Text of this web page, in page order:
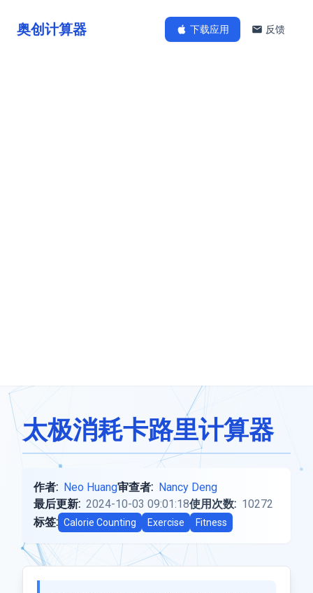
奥创计算器 下载应用 反馈
太极消耗卡路里计算器
作者: Neo Huang审查者: Nancy Deng
最后更新: 2024-10-03 09:01:18使用次数: 10272
标签: Calorie Counting Exercise Fitness